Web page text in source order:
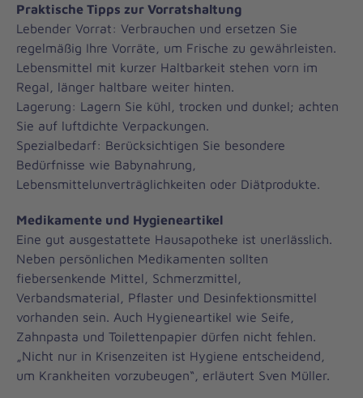
Praktische Tipps zur Vorratshaltung
Lebender Vorrat: Verbrauchen und ersetzen Sie
regelmäßig Ihre Vorräte, um Frische zu gewährleisten.
Lebensmittel mit kurzer Haltbarkeit stehen vorn im
Regal, länger haltbare weiter hinten.
Lagerung: Lagern Sie kühl, trocken und dunkel; achten
Sie auf luftdichte Verpackungen.
Spezialbedarf: Berücksichtigen Sie besondere
Bedürfnisse wie Babynahrung,
Lebensmittelunverträglichkeiten oder Diätprodukte.
Medikamente und Hygieneartikel
Eine gut ausgestattete Hausapotheke ist unerlässlich.
Neben persönlichen Medikamenten sollten
fiebersenkende Mittel, Schmerzmittel,
Verbandsmaterial, Pflaster und Desinfektionsmittel
vorhanden sein. Auch Hygieneartikel wie Seife,
Zahnpasta und Toilettenpapier dürfen nicht fehlen.
„Nicht nur in Krisenzeiten ist Hygiene entscheidend,
um Krankheiten vorzubeugen“, erläutert Sven Müller.